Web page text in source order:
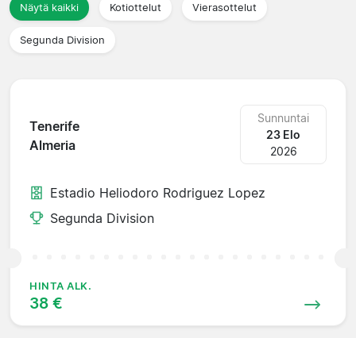
Näytä kaikki Kotiottelut Vierasottelut
Segunda Division
Tenerife
Almeria
Sunnuntai
23 Elo
2026
Estadio Heliodoro Rodriguez Lopez
Segunda Division
HINTA ALK.
38 €